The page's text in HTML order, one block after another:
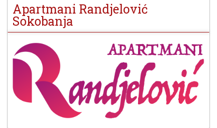
Apartmani Randjelović
Sokobanja